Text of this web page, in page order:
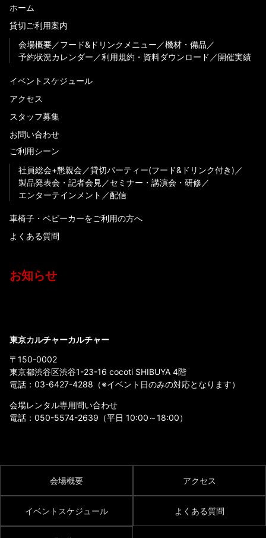
ホーム
貸切ご利用案内
会場概要
フード&ドリンクメニュー
機材・備品
予約状況カレンダー
利用規約・資料ダウンロード 開催実績
イベントスケジュール
アクセス
スタッフ募集
お問い合わせ
ご利用シーン
社員総会+懇親会
貸切パーティー(フード&ドリンク付き)
製品発表会・記者会見
セミナー・講演会・研修
エンターテインメント
配信
車椅子・ベビーカーをご利用の方へ
よくある質問
お知らせ
東京カルチャーカルチャー
〒150-0002
東京都渋谷区渋谷1-23-16 cocoti SHIBUYA 4階
電話： 03-6427-4288 （※イベント日のみの対応となります）
会場レンタル専用問い合わせ
電話： 050-5574-2639 （平日 10:00～18:00）
会場概要 アクセス
イベントスケジュール よくある質問